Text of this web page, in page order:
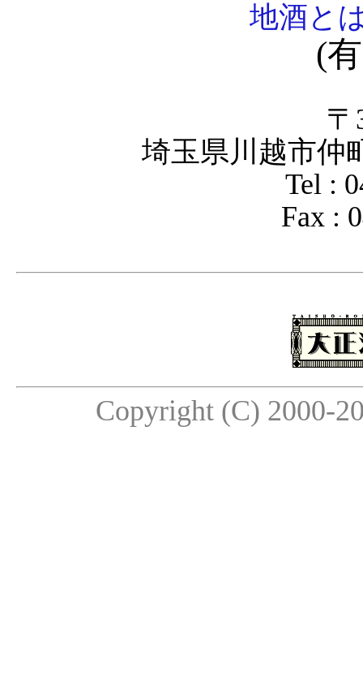
地酒と
(
〒
埼玉県川越市仲
Tel :
Fax :
Copyright (C) 2000-